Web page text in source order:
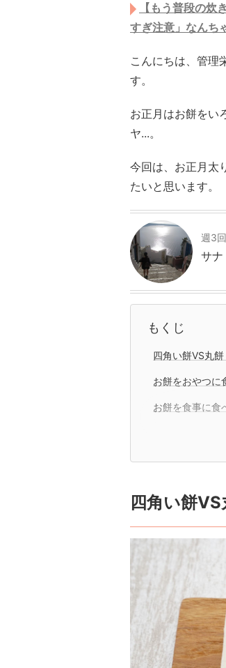
【もう普段の
すぎ注意」なんち
こんにちは、管理
す。
お正月はお餅をい
ヤ...。
今回は、お正月太
たいと思います。
週3
サナ
もくじ
四角い餅VS丸
お餅をおやつに
お餅を食事に食
四角い餅